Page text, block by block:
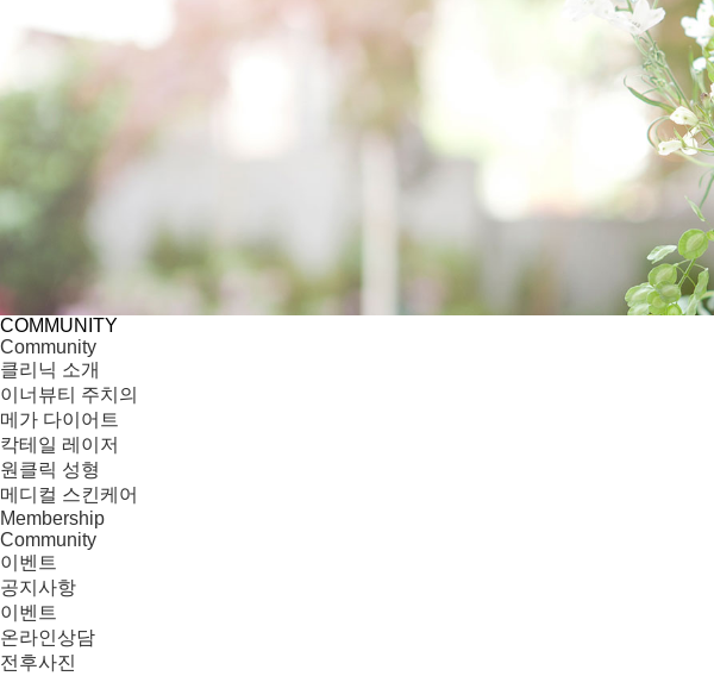
COMMUNITY
h
o
m
e
Community
클리닉 소개
이너뷰티 주치의
메가 다이어트
칵테일 레이저
원클릭 성형
메디컬 스킨케어
Membership
Community
이벤트
공지사항
이벤트
온라인상담
전후사진